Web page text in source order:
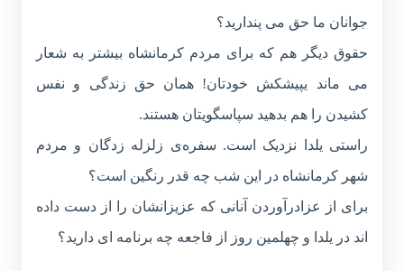
جوانان ما حق می پندارید؟
حقوق دیگر هم که برای مردم کرمانشاه بیشتر به شعار
می ماند یپیشکش خودتان! همان حق زندگی و نفس
کشیدن را هم بدهید سپاسگویتان هستند.
راستی یلدا نزدیک است. سفره‌ی زلزله زدگان و مردم
شهر کرمانشاه در این شب چه قدر رنگین است؟
برای از عزادرآوردن آنانی که عزیزانشان را از دست داده
اند در یلدا و چهلمین روز از فاجعه چه برنامه ای دارید؟